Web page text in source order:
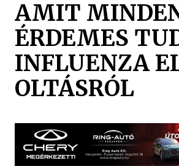
AMIT
ÉRDEMES
INFLUENZA
OLTÁSRÓL